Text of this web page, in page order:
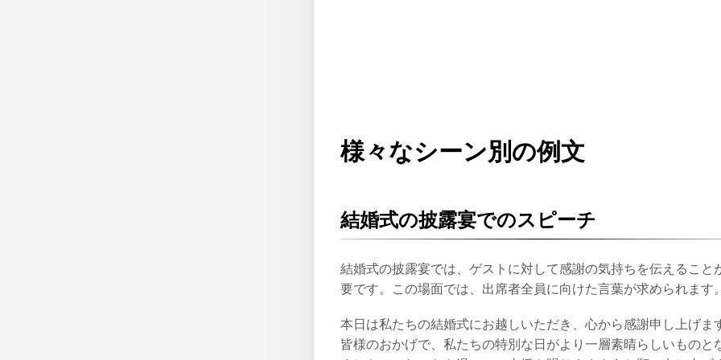
様々なシーン別の例文
結婚式の披露宴でのスピーチ
結婚式の披露宴では、ゲストに対して感謝の気持ちを伝えること
要です。この場面では、出席者全員に向けた言葉が求められます。
本日は私たちの結婚式にお越しいただき、心から感謝申し上げま
皆様のおかげで、私たちの特別な日がより一層素晴らしいものと